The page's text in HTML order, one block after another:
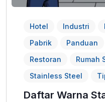
Hotel Industri
Pabrik
Panduan
Restoran
Rumah
Stainless Steel
Daftar Warna